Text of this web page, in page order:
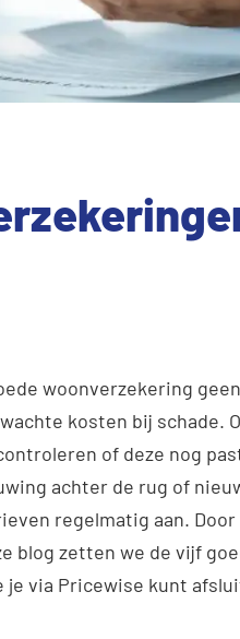
woonverzekering geen
kosten bij schade.
of deze nog
achter de rug of
regelmatig aan.
blog zetten we de vijf
je via Pricewise kunt